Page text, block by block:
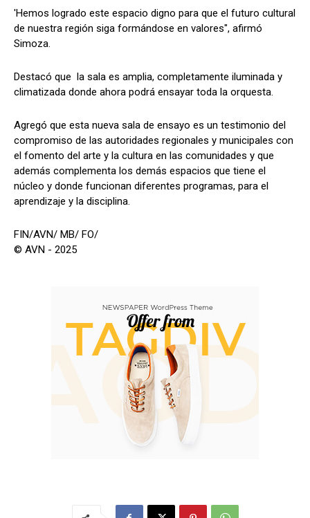
'Hemos logrado este espacio digno para que el futuro cultural
de nuestra región siga formándose en valores", afirmó
Simoza.
Destacó que la sala es amplia, completamente iluminada y
climatizada donde ahora podrá ensayar toda la orquesta.
Agregó que esta nueva sala de ensayo es un testimonio del
compromiso de las autoridades regionales y municipales con
el fomento del arte y la cultura en las comunidades y que
además complementa los demás espacios que tiene el
núcleo y donde funcionan diferentes programas, para el
aprendizaje y la disciplina.
FIN/AVN/ MB/ FO/
© AVN - 2025